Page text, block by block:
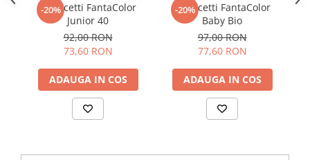
-20%
Quercetti FantaColor
Junior 40
92,00 RON
73,60 RON
ADAUGA IN COS
-20%
Quercetti FantaColor
Baby Bio
97,00 RON
77,60 RON
ADAUGA IN COS